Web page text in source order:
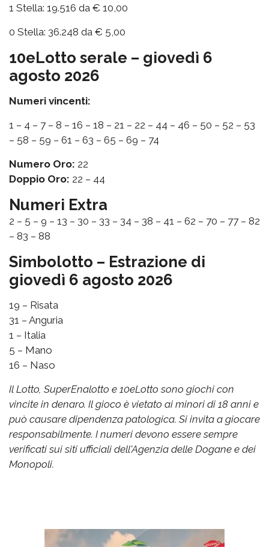
1 Stella: 19.516 da € 10,00
0 Stella: 36.248 da € 5,00
10eLotto serale – giovedì 6
agosto 2026
Numeri vincenti:
1 – 4 – 7 – 8 – 16 – 18 – 21 – 22 – 44 – 46 – 50 – 52 – 53
– 58 – 59 – 61 – 63 – 65 – 69 – 74
Numero Oro: 22
Doppio Oro: 22 – 44
Numeri Extra
2 – 5 – 9 – 13 – 30 – 33 – 34 – 38 – 41 – 62 – 70 – 77 – 82
– 83 – 88
Simbolotto – Estrazione di
giovedì 6 agosto 2026
19 – Risata
31 – Anguria
1 – Italia
5 – Mano
16 – Naso
Il Lotto, SuperEnalotto e 10eLotto sono giochi con
vincite in denaro. Il gioco è vietato ai minori di 18 anni e
può causare dipendenza patologica. Si invita a giocare
responsabilmente. I numeri devono essere sempre
verificati sui siti ufficiali dell'Agenzia delle Dogane e dei
Monopoli.